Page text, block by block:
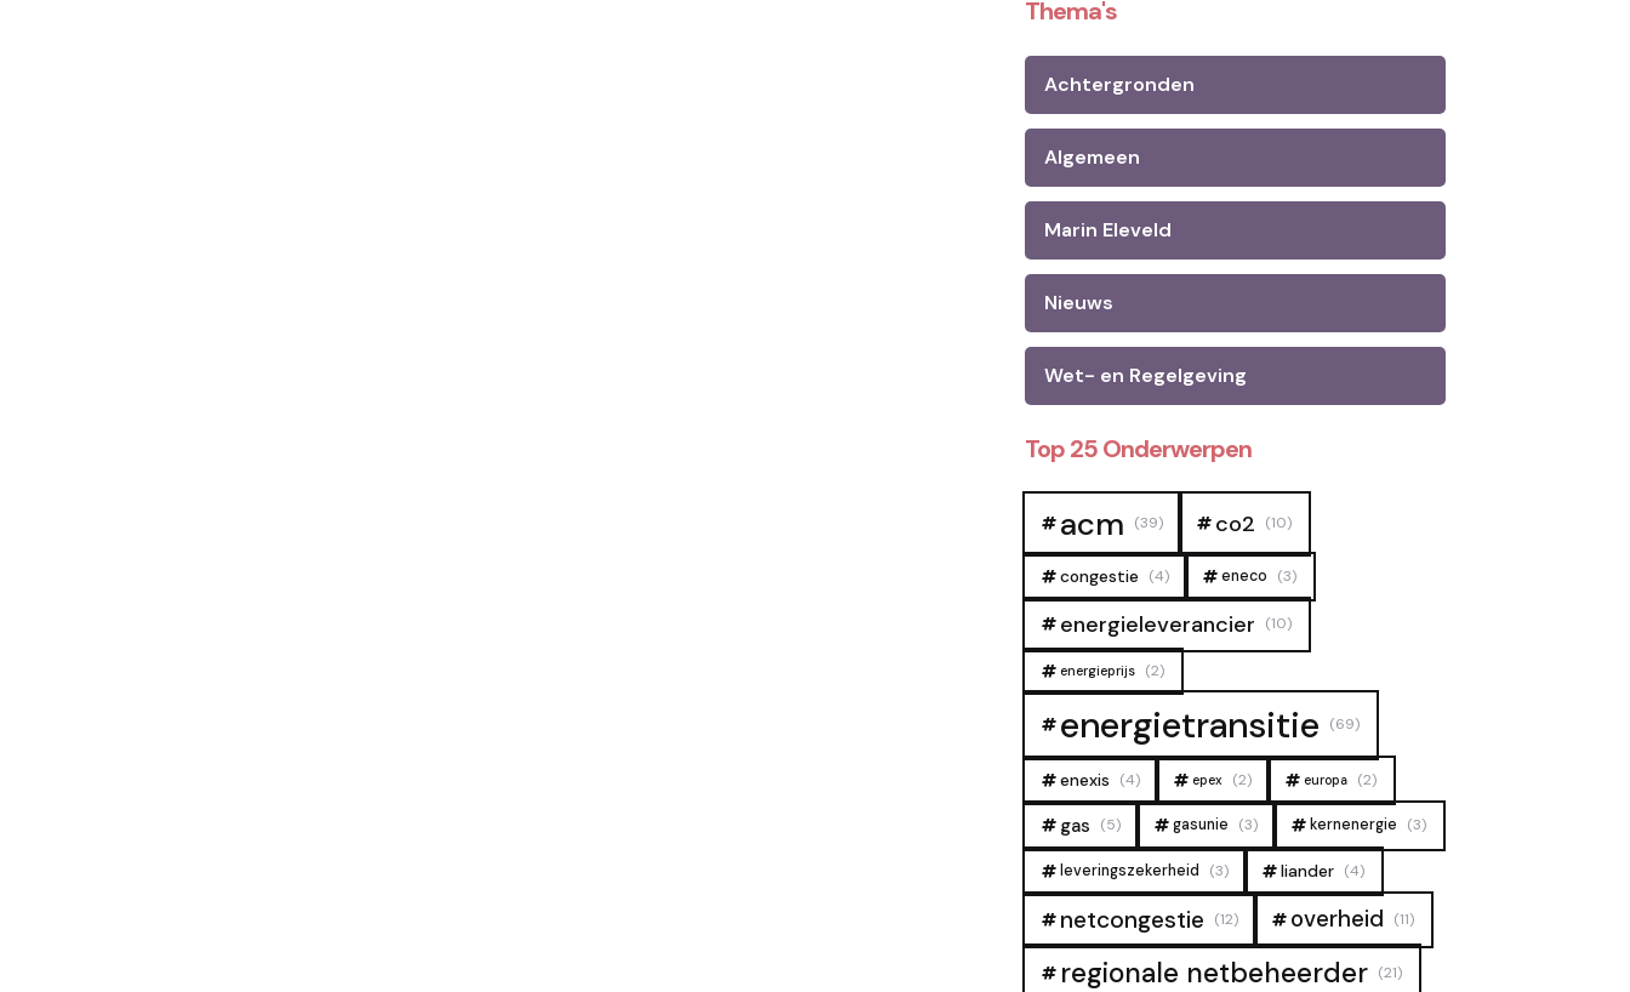
Thema's
Achtergronden
Algemeen
Marin Eleveld
Nieuws
Wet- en Regelgeving
Top 25 Onderwerpen
acm (39) co2 (10)
congestie (4) eneco (3)
energieleverancier (10)
energieprijs (2)
energietransitie (69)
enexis (4) epex (2) europa (2)
gas (5) gasunie (3) kernenergie (3)
leveringszekerheid (3) liander (4)
netcongestie (12) overheid (11)
regionale netbeheerder (21)